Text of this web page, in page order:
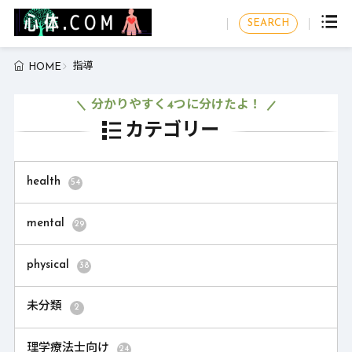
SEARCH
HOME 指導
カテゴリー
分かりやすく4つに分けたよ！
health 54
mental 29
physical 38
未分類 2
理学療法士向け 24